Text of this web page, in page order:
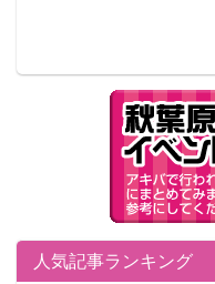
人気記事ランキング